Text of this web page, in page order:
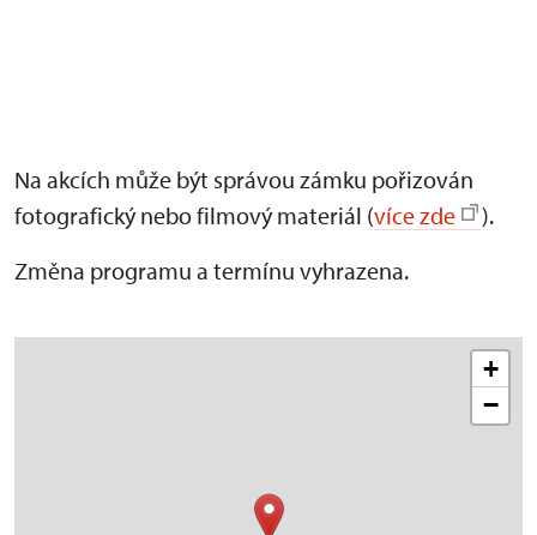
Na akcích může být správou zámku pořizován
fotografický nebo filmový materiál (více zde
).
Změna programu a termínu vyhrazena.
+
−